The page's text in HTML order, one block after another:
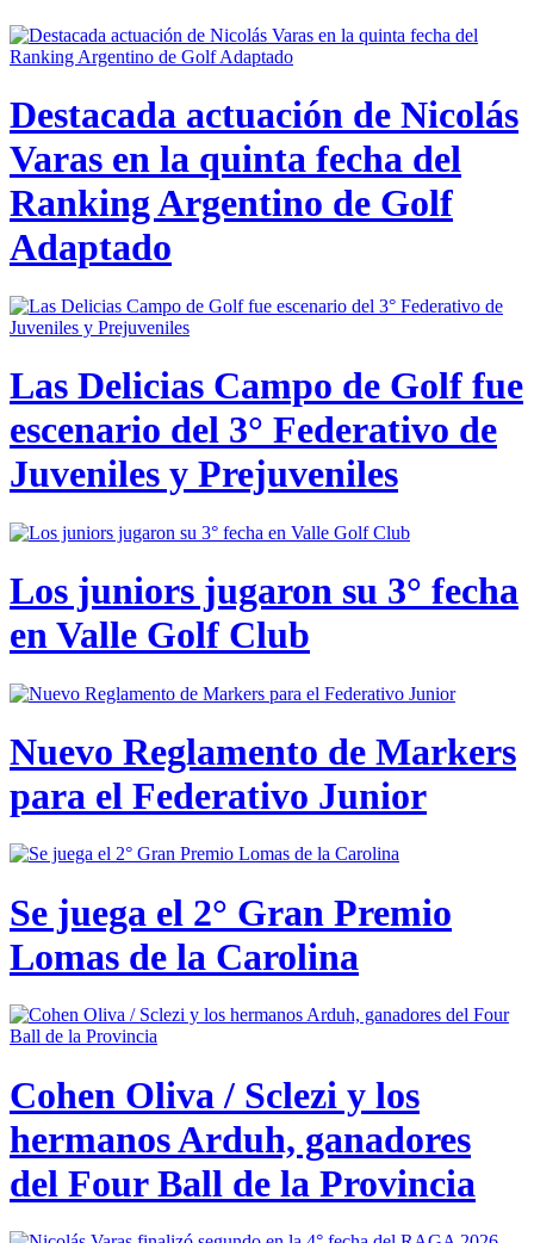
Destacada actuación de Nicolás
Varas en la quinta fecha del
Ranking Argentino de Golf
Adaptado
Las Delicias Campo de Golf fue
escenario del 3° Federativo de
Juveniles y Prejuveniles
Los juniors jugaron su 3° fecha
en Valle Golf Club
Nuevo Reglamento de Markers
para el Federativo Junior
Se juega el 2° Gran Premio
Lomas de la Carolina
Cohen Oliva / Sclezi y los
hermanos Arduh, ganadores
del Four Ball de la Provincia